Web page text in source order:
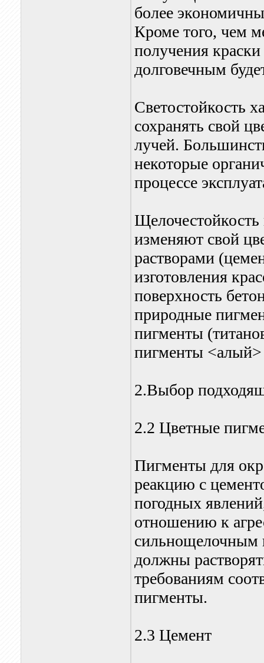
более
Кроме того, чем
получения
долговечным
Светостойкость
сохранять свой
лучей.
некоторые
процессе
изменяют свой
растворами
изготовления
поверхность
природные
пигменты
пигменты
2.Выбор
2.2 Цветные
Пигменты для
реакцию с
погодных
отношению к
должны
требованиям
пигменты.
2.3 Цемент